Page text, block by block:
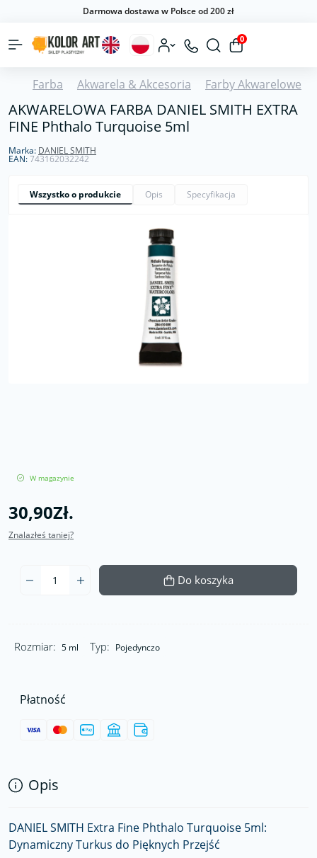
Darmowa dostawa w Polsce od 200 zł
0
Farba Akwarela & Akcesoria Farby Akwarelowe
AKWARELOWA FARBA DANIEL SMITH EXTRA
FINE Phthalo Turquoise 5ml
Marka: DANIEL SMITH
EAN:743162032242
Wszystko o produkcie Opis Specyfikacja
W magazynie
30,90Zł.
Znalazłeś taniej?
Do koszyka
Rozmiar: 5 ml Typ: Pojedynczo
Płatność
Opis
DANIEL SMITH Extra Fine Phthalo Turquoise 5ml:
Dynamiczny Turkus do Pięknych Przejść